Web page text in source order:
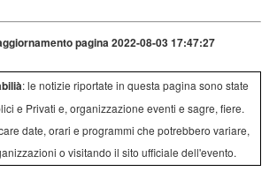
pagina 2022-08-03 17:47:27
: le notizie riportate in questa pagina sono state
e Privati e, organizzazione eventi e sagre, fiere.
date, orari e programmi che potrebbero variare,
o visitando il sito ufficiale dell'evento.